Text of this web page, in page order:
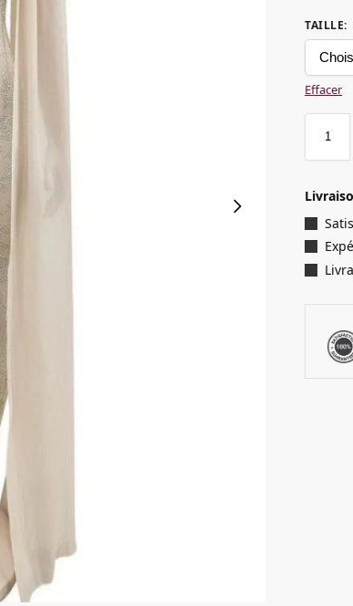
TAILLE:
Effacer